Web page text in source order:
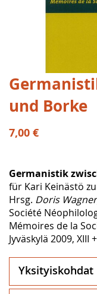
Skip
to
the
of
gallery
und Borke
7,00 €
Germanistik
für Kari Keinästö
Hrsg. Doris
Société
Mémoires de la
Jyväskylä 2009, XIII
Yksityiskohdat